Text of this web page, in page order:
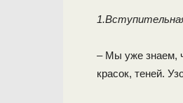
– Мы уже знаем,
красок, теней.